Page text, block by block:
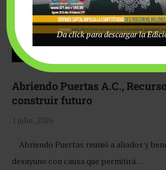
Abriendo Puertas A.C.,
construir futuro
1 julio, 2026
Abriendo Puertas reunió a aliados y
desayuno con causa que permitirá …
Da click para descargar la